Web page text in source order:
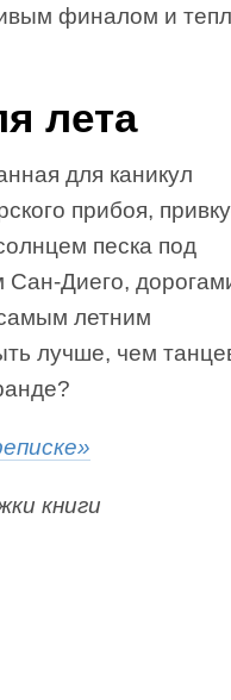
финалом и
лета
для каникул
прибоя,
песка под
Диего,
летним
лучше, чем
книги